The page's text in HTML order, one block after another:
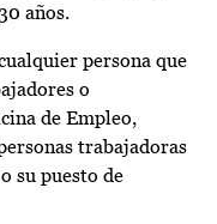
años.
persona que
o
de Empleo,
trabajadoras
su puesto de